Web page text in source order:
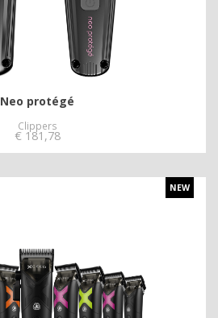
Neo protégé
Clippers
€ 181,78
NEW